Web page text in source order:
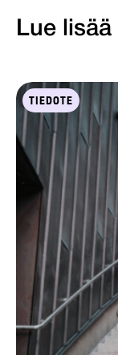
Lue lisää
TIEDOTE